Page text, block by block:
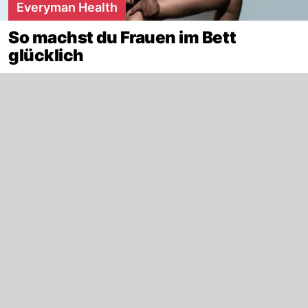
Everyman Health
So machst du Frauen im Bett
glücklich